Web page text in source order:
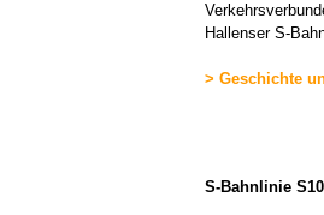
Hallenser S-
> Geschichte
S-Bahnlinie S10